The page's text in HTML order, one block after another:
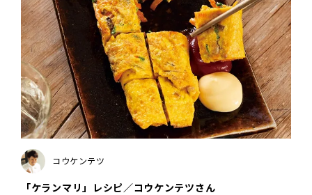
コウケンテツ
「ケランマリ」レシピ／コウケンテツさん